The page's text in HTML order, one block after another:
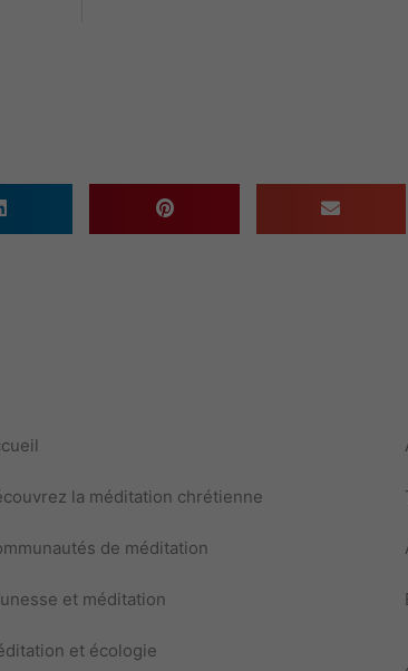
la méditation chrétienne
de méditation
et méditation
et écologie